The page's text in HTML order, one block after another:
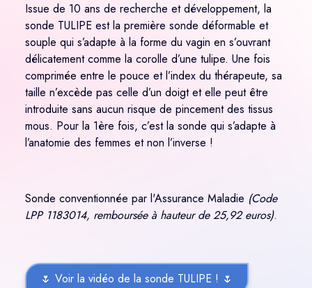
Issue de 10 ans de recherche et développement, la
sonde TULIPE est la première sonde déformable et
souple qui s’adapte à la forme du vagin en s’ouvrant
délicatement comme la corolle d’une tulipe. Une fois
comprimée entre le pouce et l’index du thérapeute, sa
taille n’excède pas celle d’un doigt et elle peut être
introduite sans aucun risque de pincement des tissus
mous. Pour la 1ère fois, c’est la sonde qui s’adapte à
l’anatomie des femmes et non l’inverse !
Sonde conventionnée par l'Assurance Maladie (Code
LPP 1183014, remboursée à hauteur de 25,92 euros).
🌷 Voir la vidéo de la sonde TULIPE ! 🌷